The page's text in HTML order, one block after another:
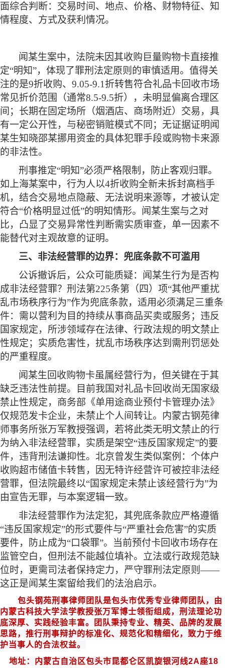
面综合判断：交易时间、地点、价格、财物特征、知
情程度、方式及获利情况。
闻某生案中，法院未因其收购巨量购物卡直接推
定“明知”，体现了罪刑法定原则的审慎适用。值得关
注的是9折收购、9.05-9.1折转售符合礼品卡回收市场
常见折价范围（通常8.5-9.5折），未明显偏离合理区
间；长期在固定场所（烟酒店、商场附近）交易，具
有一定公开性，与秘密销赃模式不同；无证据证明闻
某生知晓邵某挪用资金的具体犯罪手段或购物卡来源
的非法性。
刑事推定“明知”必须严格限制，防止客观归罪。
如上海某案中，行为人以4折收购全新未拆封高档手
机，结合交易地点隐蔽、无法说明来源等，才被认定
符合“价格明显过低”的明知情形。闻某生案与之对
比，凸显了交易异常性判断需实质审查，单一因素不
能替代对主观故意的证明。
三、非法经营罪的边界：兜底条款不可滥用
公诉撤诉后，公众可能质疑：闻某生行为是否构
成非法经营罪？刑法第225条第（四）项“其他严重扰
乱市场秩序行为”作为兜底条款，适用必须满足三重条
件：需以营利为目的持续从事商品买卖或服务；违反
国家规定，所涉领域存在法律、行政法规的明文禁止
性规定；实质危害性，扰乱市场秩序达到需刑罚惩处
的严重程度。
闻某生回收购物卡虽属经营行为，但关键在于其
缺乏违法性前提。目前我国对礼品卡回收尚无国家级
禁止性规定，商务部《单用途商业预付卡管理办法》
仅规范发卡企业，未禁止个人间转让。内蒙古钢苑律
师事务所张万军教授强调，若将此类无明文禁止的行
为纳入非法经营罪，实质是架空“违反国家规定”的要
件，违背刑法谦抑性。北京曾发生类似案例：个体户
收购超市储值卡转售，因无特许经营许可被控非法经
营罪，但法院最终以“国家规定未禁止该经营行为”为
由宣告无罪，与本案逻辑一致。
非法经营罪作为法定犯，其兜底条款应严格遵循
“违反国家规定”的形式要件与“严重社会危害”的实质
要件，防止成为“口袋罪”。当前预付卡回收市场存在
监管空白，但刑法不能越位填补。立法或行政规范缺
位时，更需司法者保持定力，严守罪刑法定原则——
这正是闻某生案留给我们的法治启示。
包头钢苑刑事律师团队是包头市优秀专业律师团队，由
内蒙古科技大学法学教授张万军博士领衔组成， 刑法理论功
底深厚、实践经验丰富。团队秉持专业、精英、品牌的发展
思路，推行刑事辩护的标准化、规范化和精细化，致力于维
护当事人的合法权益。
地址：内蒙古自治区包头市昆都仑区凯旋银河线2A座18